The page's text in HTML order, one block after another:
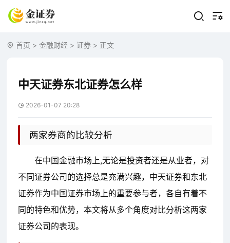
首页 >金融财经 >证券 > 正文
中天证券东北证券怎么样
2026-01-07 20:28
两家券商的比较分析
在中国金融市场上,无论是投资者还是从业者，对
不同证券公司的选择总是充满兴趣，中天证券和东北
证券作为中国证券市场上的重要参与者，各自有着不
同的特色和优势，本文将从多个角度对比分析这两家
证券公司的表现。